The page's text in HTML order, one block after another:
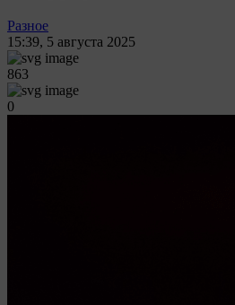
Разное
15:39, 5 августа 2025
863
0